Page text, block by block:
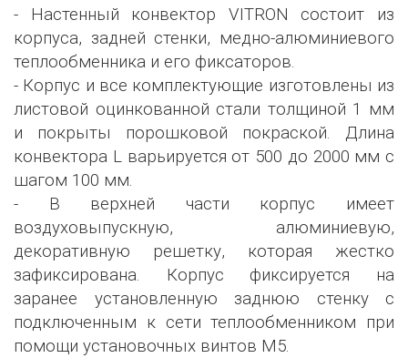
- Настенный конвектор VITRON состоит из
корпуса, задней стенки, медно-алюминиевого
теплообменника и его фиксаторов.
- Корпус и все комплектующие изготовлены из
листовой оцинкованной стали толщиной 1 мм
и покрыты порошковой покраской. Длина
конвектора L варьируется от 500 до 2000 мм с
шагом 100 мм.
- В верхней части корпус имеет
воздуховыпускную, алюминиевую,
декоративную решетку, которая жестко
зафиксирована. Корпус фиксируется на
заранее установленную заднюю стенку с
подключенным к сети теплообменником при
помощи установочных винтов М5.